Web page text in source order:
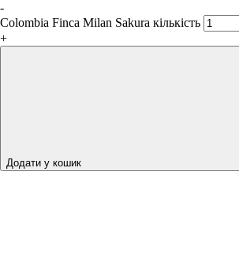
-
Colombia Finca Milan Sakura кількість
+
Додати у кошик